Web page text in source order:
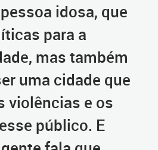
idosa, que
para a
mas também
uma cidade que
violências e os
público. E